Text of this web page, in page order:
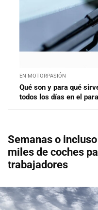
EN MOTORPASIÓN
Qué son y para qué
todos los días en el
Semanas o
miles de coches
trabajadores